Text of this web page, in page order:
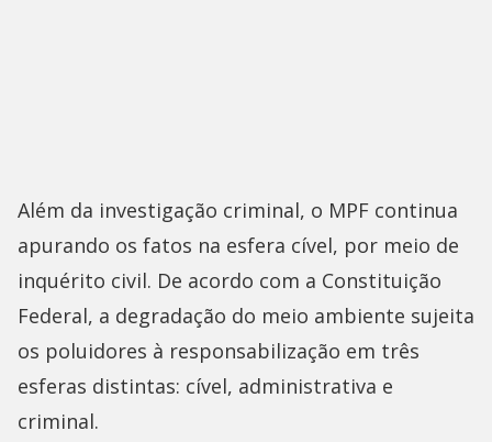
Além da investigação criminal, o MPF continua
apurando os fatos na esfera cível, por meio de
inquérito civil. De acordo com a Constituição
Federal, a degradação do meio ambiente sujeita
os poluidores à responsabilização em três
esferas distintas: cível, administrativa e
criminal.